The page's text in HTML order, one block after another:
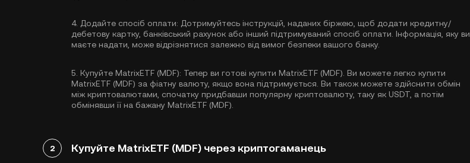
4. Додайте спосіб оплати: Дотримуйтесь інструкцій, наданих біржею, щоб додати кредитну/
дебетову картку, банківський рахунок або інший підтримуваний спосіб оплати. Інформація, яку ви
маєте надати, може відрізнятися залежно від вимог безпеки вашого банку.
5. Купуйте MatrixETF (MDF): Тепер ви готові купити MatrixETF (MDF). Ви можете легко купити
MatrixETF (MDF) за фіатну валюту, якщо вона підтримується. Ви також можете здійснити обмін
між криптовалютами, спочатку придбавши популярну криптовалюту, таку як USDT , а потім
обмінявши її на бажану MatrixETF (MDF).
2 Купуйте MatrixETF (MDF) через криптогаманець